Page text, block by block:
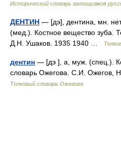
Исторический словарь галлицизмов
ДЕНТИН — [дэ], дентина, мн.
(мед.). Костное вещество зуба.
Д.Н. Ушаков. 1935 1940 …
дентин — [дэ ], а, муж. (спец.).
словарь Ожегова. С.И.
Толковый словарь Ожегова